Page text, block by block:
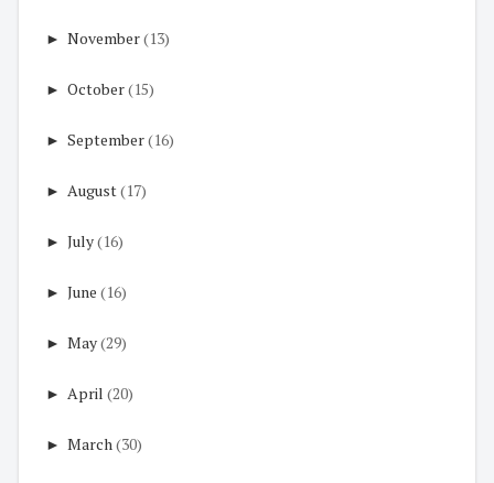
► November(13)
► October(15)
► September(16)
► August(17)
► July(16)
► June (16)
► May(29)
► April (20)
► March(30)